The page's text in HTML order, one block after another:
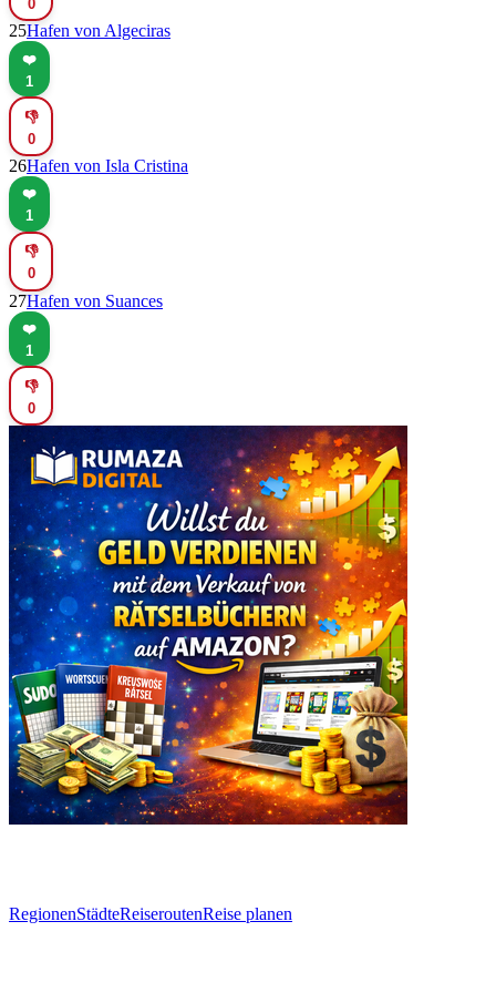
0
25Hafen von Algeciras
❤️
1
👎
0
26Hafen von Isla Cristina
❤️
1
👎
0
27Hafen von Suances
❤️
1
👎
0
RegionenStädteReiseroutenReise planen